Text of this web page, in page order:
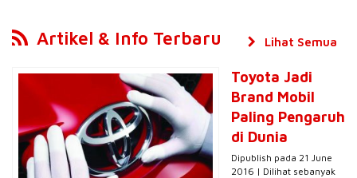
Artikel & Info Terbaru
Toyota Jadi
Brand Mobil
Paling Pengaruh
di Dunia
Dipublish pada 21 June
2016 | Dilihat sebanyak
Lihat Semua